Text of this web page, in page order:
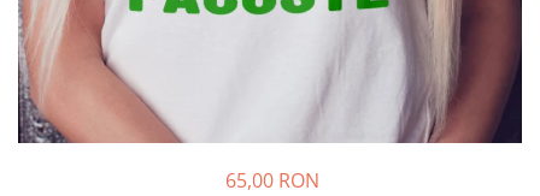
Tricouri Animalute
Tricouri Stari
Tricouri Gameri
Tricouri Mesaje Virale
65,00 RON